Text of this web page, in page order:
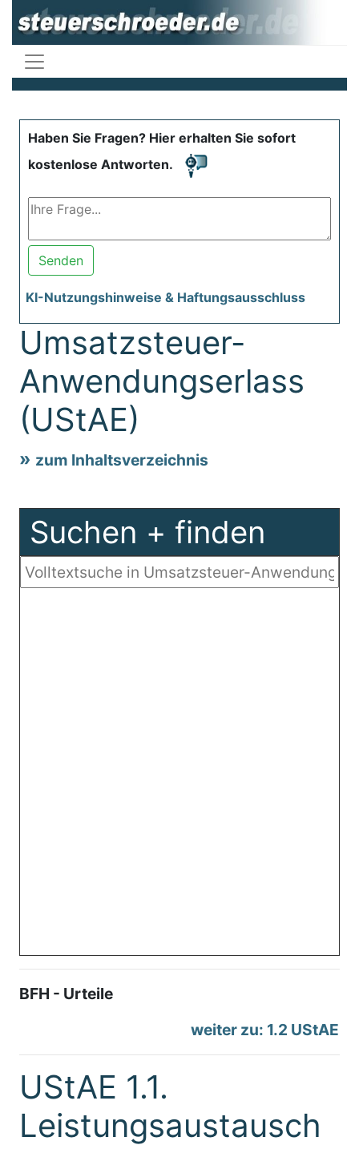
Haben Sie Fragen? Hier erhalten Sie sofort
kostenlose Antworten.
Senden
KI-Nutzungshinweise & Haftungsausschluss
Umsatzsteuer-
Anwendungserlass
(UStAE)
zum Inhaltsverzeichnis
Suchen + finden
BFH - Urteile
weiter zu: 1.2 UStAE
UStAE 1.1.
Leistungsaustausch